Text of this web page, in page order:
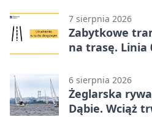
7 sierpnia 2026
Zabytkowe
na trasę. Linia
6 sierpnia 2026
Żeglarska
Dąbie. Wciąż